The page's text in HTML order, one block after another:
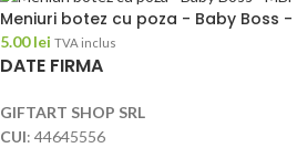
Meniuri botez cu poza - Baby Boss -
5.00lei TVA inclus
DATE FIRMA
GIFTART SHOP SRL
CUI: 44645556